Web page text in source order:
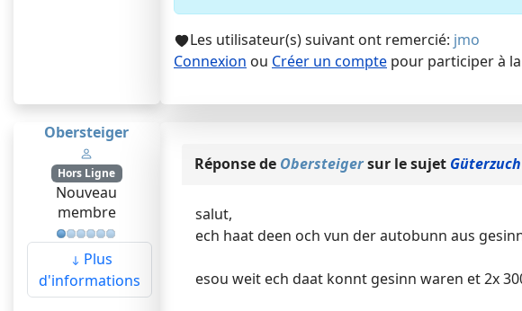
Les utilisateur(s) suivant ont remercié: jmo
Connexion ou Créer un comptepour participer à
Obersteiger
Hors Ligne
Nouveau
membre
Plus
d'informations
Réponse de Obersteigersur le sujet
salut,
ech haat deen och vun der autobunn aus
esou weit ech daat konnt gesinn waren et 2x